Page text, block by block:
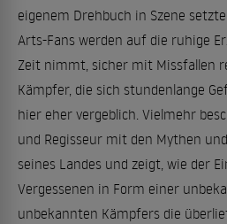
eigenem Drehbuch in Szene
Arts-Fans werden auf die ruhige
Zeit nimmt, sicher mit Missfallen
Kämpfer, die sich stundenlange
hier eher vergeblich. Vielmehr
und Regisseur mit den Mythen
seines Landes und zeigt, wie der
Vergessenen in Form einer
unbekannten Kämpfers die